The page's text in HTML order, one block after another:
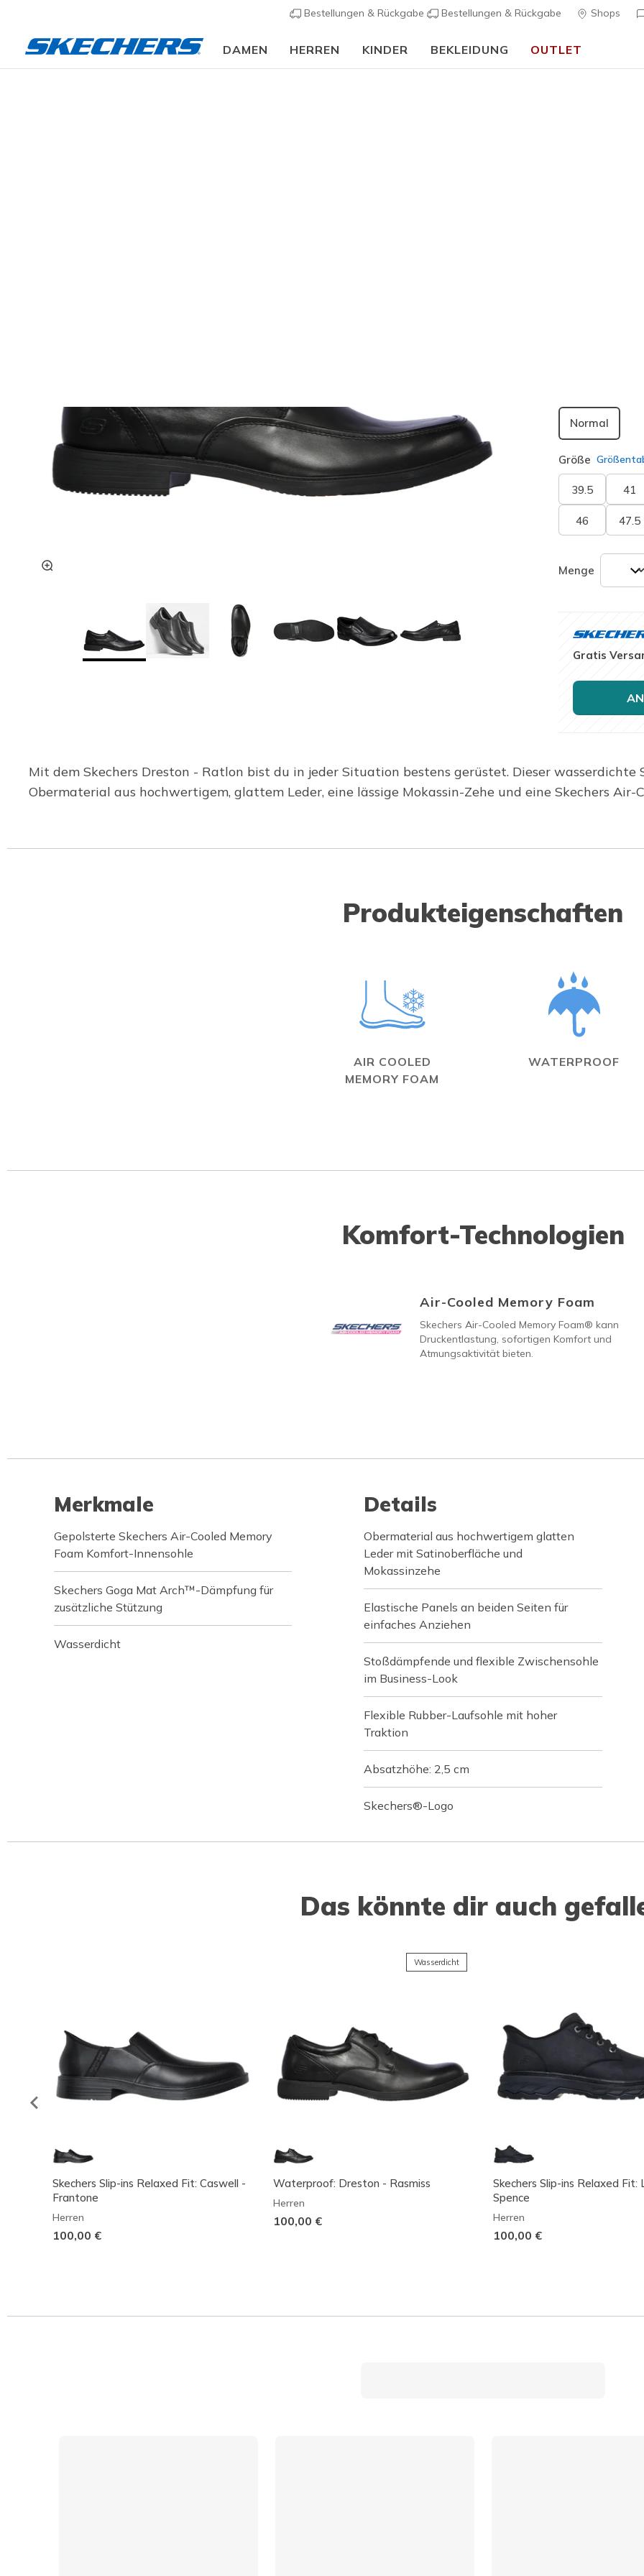
Bestellungen & Rückgabe Bestellungen & Rückgabe Shops
DAMEN HERREN KINDER BEKLEIDUNG OUTLET
Normal
Größe
39.5 41
46 47.5
Menge
Gratis
Mit dem Skechers Dreston - Ratlon bist du in jeder Situation bestens gerüstet. Dieser
Obermaterial aus hochwertigem, glattem Leder, eine lässige Mokassin-Zehe und eine Skechers Air-
Produkteigenschaften
AIR COOLED
MEMORY FOAM
WATERPROOF
Komfort-Technologien
Air-Cooled Memory Foam
Skechers Air-Cooled Memory Foam® kann
Druckentlastung, sofortigen Komfort und
Atmungsaktivität bieten.
Merkmale
Gepolsterte Skechers Air-Cooled Memory
Foam Komfort-Innensohle
Skechers Goga Mat Arch™-Dämpfung für
zusätzliche Stützung
Wasserdicht
Details
Obermaterial aus hochwertigem glatten
Leder mit Satinoberfläche und
Mokassinzehe
Elastische Panels an beiden Seiten für
einfaches Anziehen
Stoßdämpfende und flexible Zwischensohle
im Business-Look
Flexible Rubber-Laufsohle mit hoher
Traktion
Absatzhöhe: 2,5 cm
Skechers®-Logo
Das könnte dir auch
Skechers Slip-ins Relaxed Fit: Caswell -
Frantone
Herren
100,00 €
Wasserdicht
Waterproof: Dreston - Rasmiss
Herren
100,00 €
Skechers Slip-ins Relaxed
Spence
Herren
100,00 €